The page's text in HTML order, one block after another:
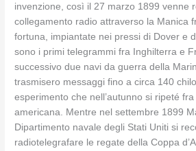
invenzione, così il 27 marzo 1899 venne
collegamento radio attraverso la Manica
fortuna, impiantate nei pressi di Dover e
sono i primi telegrammi fra Inghilterra e
successivo due navi da guerra della
trasmisero messaggi fino a circa 140
esperimento che nell’autunno si ripeté
americana. Mentre nel settembre 1899
Dipartimento navale degli Stati Uniti si
radiotelegrafare le regate della Coppa